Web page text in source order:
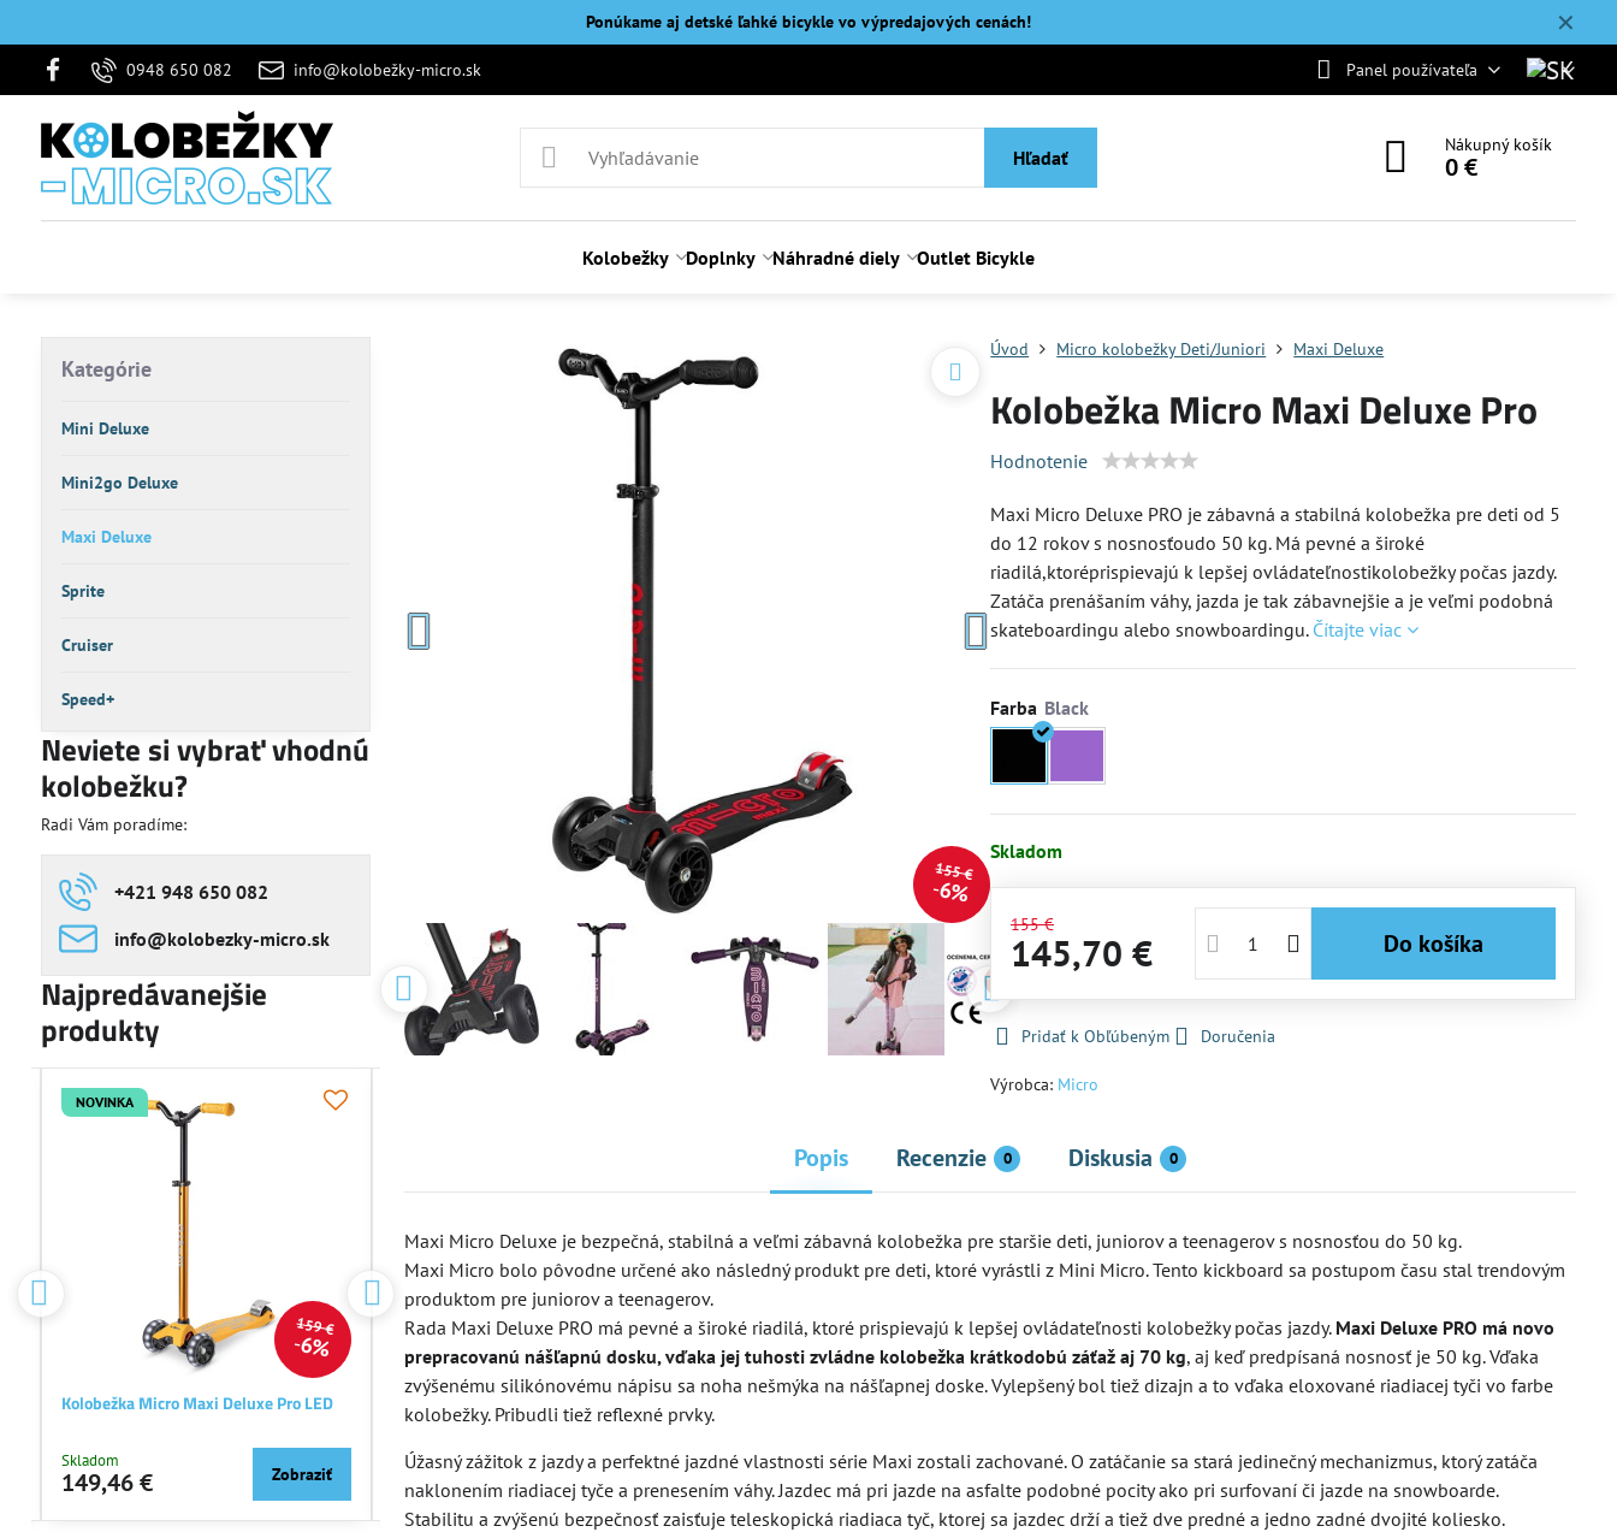
✕
Ponúkame aj detské ľahké bicykle vo výpredajových cenách!
0948 650 082 info@kolobežky-micro.sk Panel používateľa
Hľadať
Nákupný košík
0 €
Kolobežky Doplnky Náhradné diely Outlet Bicykle
155 €
6%
Úvod Micro kolobežky Deti/Juniori Maxi Deluxe
Kolobežka Micro Maxi Deluxe Pro
Hodnotenie
Maxi Micro Deluxe PRO je zábavná a stabilná kolobežka pre deti od 5
do 12 rokov s nosnosťoudo 50 kg. Má pevné a široké
riadilá,ktoréprispievajú k lepšej ovládateľnostikolobežky počas jazdy.
Zatáča prenášaním váhy, jazda je tak zábavnejšie a je veľmi podobná
skateboardingu alebo snowboardingu. Čítajte viac
Farba
Skladom
155 €
145,70 € Do košíka
Pridať k Obľúbeným Doručenia
Výrobca: Micro
Popis Recenzie 0 Diskusia 0
Maxi Micro Deluxe je bezpečná, stabilná a veľmi zábavná kolobežka pre staršie deti, juniorov a teenagerov s nosnosťou do 50 kg.
Maxi Micro bolo pôvodne určené ako následný produkt pre deti, ktoré vyrástli z Mini Micro. Tento kickboard sa postupom času stal trendovým
produktom pre juniorov a teenagerov.
Rada Maxi Deluxe PRO má pevné a široké riadilá, ktoré prispievajú k lepšej ovládateľnosti kolobežky počas jazdy. Maxi Deluxe PRO má novo
prepracovanú nášľapnú dosku, vďaka jej tuhosti zvládne kolobežka krátkodobú záťaž aj 70 kg, aj keď predpísaná nosnosť je 50 kg. Vďaka
zvýšenému silikónovému nápisu sa noha nešmýka na nášľapnej doske. Vylepšený bol tiež dizajn a to vďaka eloxované riadiacej tyči vo farbe
kolobežky. Pribudli tiež reflexné prvky.
Úžasný zážitok z jazdy a perfektné jazdné vlastnosti série Maxi zostali zachované. O zatáčanie sa stará jedinečný mechanizmus, ktorý zatáča
naklonením riadiacej tyče a prenesením váhy. Jazdec má pri jazde na asfalte podobné pocity ako pri surfovaní či jazde na snowboarde.
Stabilitu a zvýšenú bezpečnosť zaisťuje teleskopická riadiaca tyč, ktorej sa jazdec drží a tiež dve predné a jedno zadné dvojité koliesko.
Kategórie
Mini Deluxe
Mini2go Deluxe
Maxi Deluxe
Sprite
Cruiser
Speed+
Neviete si vybrať vhodnú
kolobežku?
Radi Vám poradíme:
+421 948 650 082
info​@kolobezky-micro​.sk
Najpredávanejšie
produkty
159 €
6%
NOVINKA
Kolobežka Micro Maxi Deluxe Pro LED
Skladom
149,46 € Zobraziť
155 €
6%
Kolobežka Micro Sprite Suspension
Skladom
145,70 € Zobraziť
170 €
6%
Kolobežka Micro Cruiser LED
Skladom
159,80 € Zobraziť
245 €
6%
Kolobežka Micro Metropolitan Deluxe
Skladom
230,30 € Do košíka
Kolobežka Micro Sprite
Skladom
103,40 €